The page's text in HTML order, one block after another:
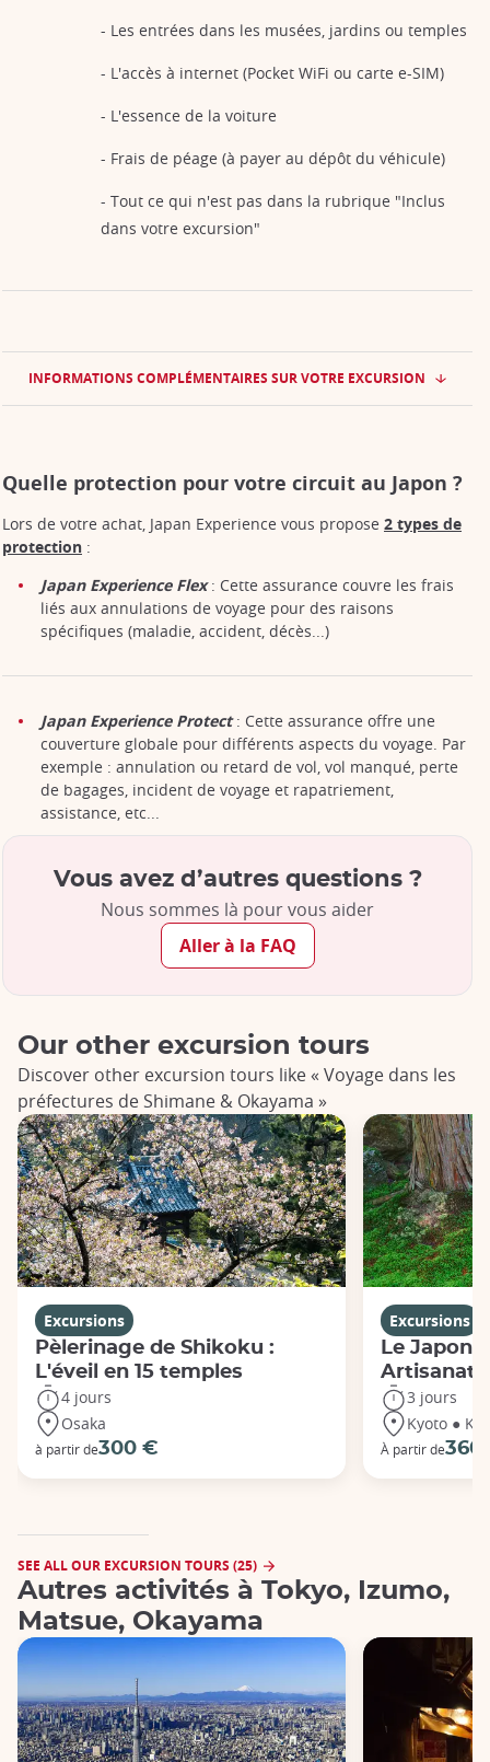
- Les entrées dans les musées, jardins ou temples
- L'accès à internet (Pocket WiFi ou carte e-SIM)
- L'essence de la voiture
- Frais de péage (à payer au dépôt du véhicule)
- Tout ce qui n'est pas dans la rubrique "Inclus
dans votre excursion"
INFORMATIONS COMPLÉMENTAIRES SUR VOTRE EXCURSION
Quelle protection pour votre circuit au Japon ?
Lors de votre achat, Japan Experience vous propose 2 types de
protection :
Japan Experience Flex: Cette assurance couvre les frais
liés aux annulations de voyage pour des raisons
spécifiques (maladie, accident, décès...)
Japan Experience Protect: Cette assurance offre une
couverture globale pour différents aspects du voyage. Par
exemple : annulation ou retard de vol, vol manqué, perte
de bagages, incident de voyage et rapatriement,
assistance, etc...
Vous avez d’autres questions ?
Nous sommes là pour vous aider
Aller à la FAQ
Our other excursion tours
Discover other excursion tours like « Voyage dans les
préfectures de Shimane & Okayama »
Excursions
Pèlerinage de Shikoku :
L'éveil en 15 temples
4 jours
Osaka
à partir de300 €
Excursions
Le Japon
Artisanat
3 jours
Kyoto ●
À partir de360
SEE ALL OUR EXCURSION TOURS (25)
Autres activités à Tokyo, Izumo,
Matsue, Okayama